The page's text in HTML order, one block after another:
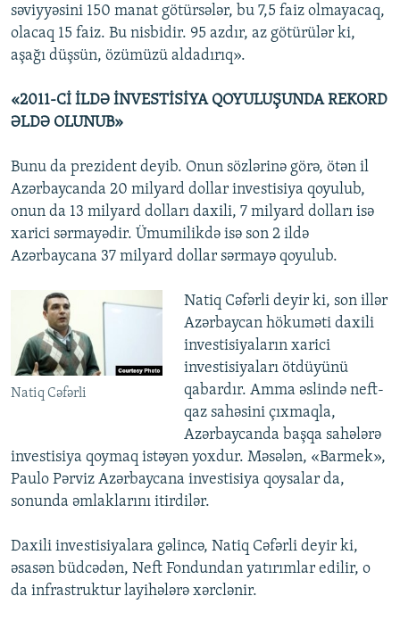
səviyyəsini 150 manat götürsələr, bu 7,5 faiz olmayacaq,
olacaq 15 faiz. Bu nisbidir. 95 azdır, az götürülər ki,
aşağı düşsün, özümüzü aldadırıq».
«2011-Cİ İLDƏ İNVESTİSİYA QOYULUŞUNDA REKORD
ƏLDƏ OLUNUB»
Bunu da prezident deyib. Onun sözlərinə görə, ötən il
Azərbaycanda 20 milyard dollar investisiya qoyulub,
onun da 13 milyard dolları daxili, 7 milyard dolları isə
xarici sərmayədir. Ümumilikdə isə son 2 ildə
Azərbaycana 37 milyard dollar sərmayə qoyulub.
Natiq Cəfərli
Natiq Cəfərli deyir ki, son illər
Azərbaycan hökuməti daxili
investisiyaların xarici
investisiyaları ötdüyünü
qabardır. Amma əslində neft-
qaz sahəsini çıxmaqla,
Azərbaycanda başqa sahələrə
investisiya qoymaq istəyən yoxdur. Məsələn, «Barmek»,
Paulo Pərviz Azərbaycana investisiya qoysalar da,
sonunda əmlaklarını itirdilər.
Daxili investisiyalara gəlincə, Natiq Cəfərli deyir ki,
əsasən büdcədən, Neft Fondundan yatırımlar edilir, o
da infrastruktur layihələrə xərclənir.